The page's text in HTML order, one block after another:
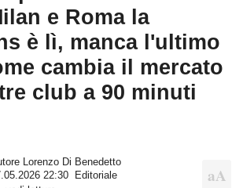
e Roma la
è lì, manca l'ultimo
cambia il mercato
club a 90 minuti
Lorenzo Di Benedetto
22:30
Editoriale